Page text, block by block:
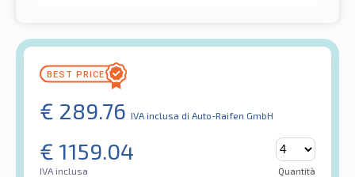
€ 289.76 IVA inclusa di Auto-Raifen GmbH
€ 1159.04
IVA inclusa Quantità